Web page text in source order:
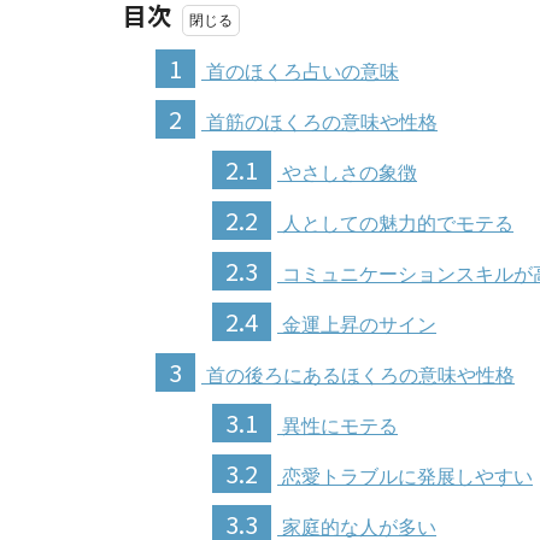
目次
1
首のほくろ占いの意味
2 首筋のほくろの意味や性格
2.1 やさしさの象徴
2.2 人としての魅力的でモテる
2.3 コミュニケーションスキルが
2.4 金運上昇のサイン
3 首の後ろにあるほくろの意味や性格
3.1 異性にモテる
3.2 恋愛トラブルに発展しやすい
3.3 家庭的な人が多い